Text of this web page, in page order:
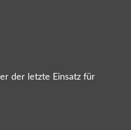
der letzte Einsatz für